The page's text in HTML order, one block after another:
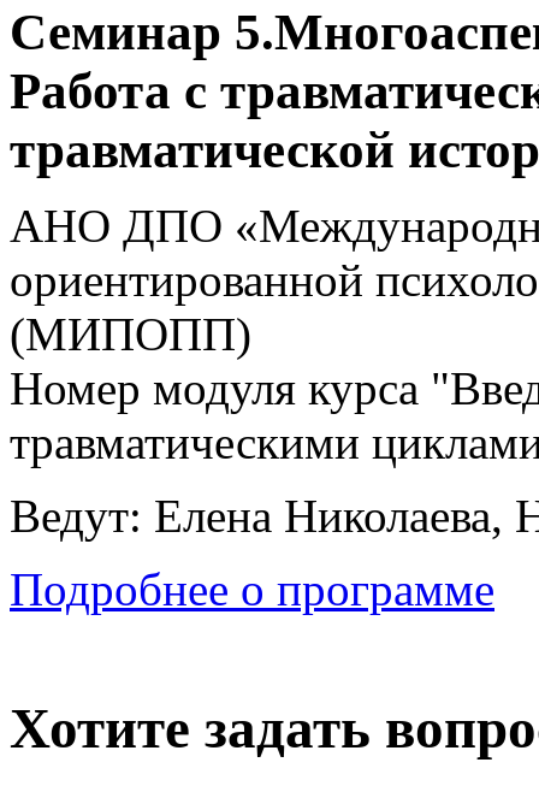
Семинар
Работа с
травматической
АНО ДПО
ориентированной
(МИПОПП)
Номер модуля курса
травматическими
Ведут: Елена Николаева,
Подробнее о программе
Хотите задать